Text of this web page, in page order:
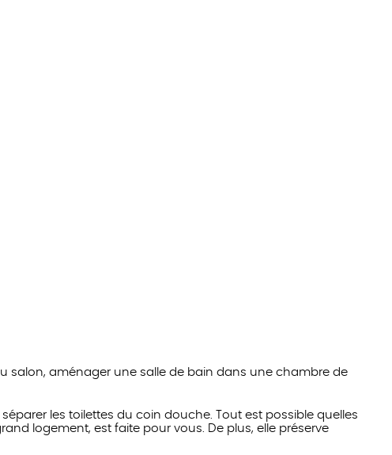
salon, aménager une salle de bain dans une chambre de
les toilettes du coin douche. Tout est possible quelles
logement, est faite pour vous. De plus, elle préserve